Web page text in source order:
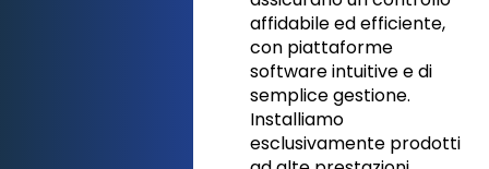
affidabile ed efficiente,
con piattaforme
software intuitive e di
semplice gestione.
Installiamo
esclusivamente prodotti